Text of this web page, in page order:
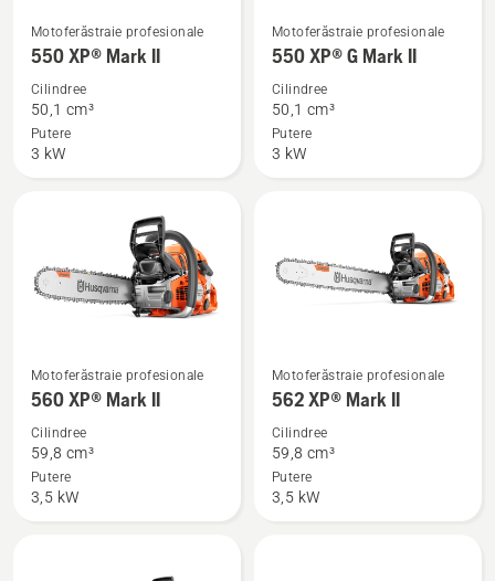
Vezi
mai
detalii
despre
550 XP®
Motoferăstraie profesionale
550 XP® Mark II
Cilindree
50,1 cm³
Putere
3 kW
Vezi
mai
detalii
despre
550 XP®
Motoferăstraie profesionale
550 XP® G Mark II
Cilindree
50,1 cm³
Putere
3 kW
Vezi
mai
detalii
despre
560 XP®
Motoferăstraie profesionale
560 XP® Mark II
Cilindree
59,8 cm³
Putere
3,5 kW
Vezi
mai
detalii
despre
562 XP®
Motoferăstraie profesionale
562 XP® Mark II
Cilindree
59,8 cm³
Putere
3,5 kW